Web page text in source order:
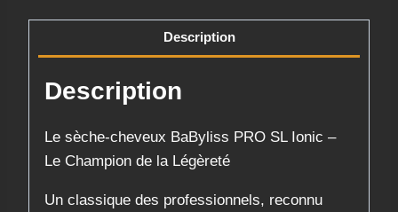
Description
Description
Le sèche-cheveux BaByliss PRO SL Ionic –
Le Champion de la Légèreté
Un classique des professionnels, reconnu